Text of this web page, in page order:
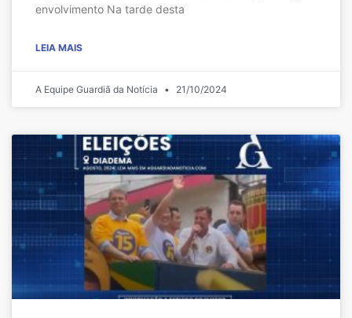
envolvimento Na tarde desta
LEIA MAIS
A Equipe Guardiã da Notícia 21/10/2024